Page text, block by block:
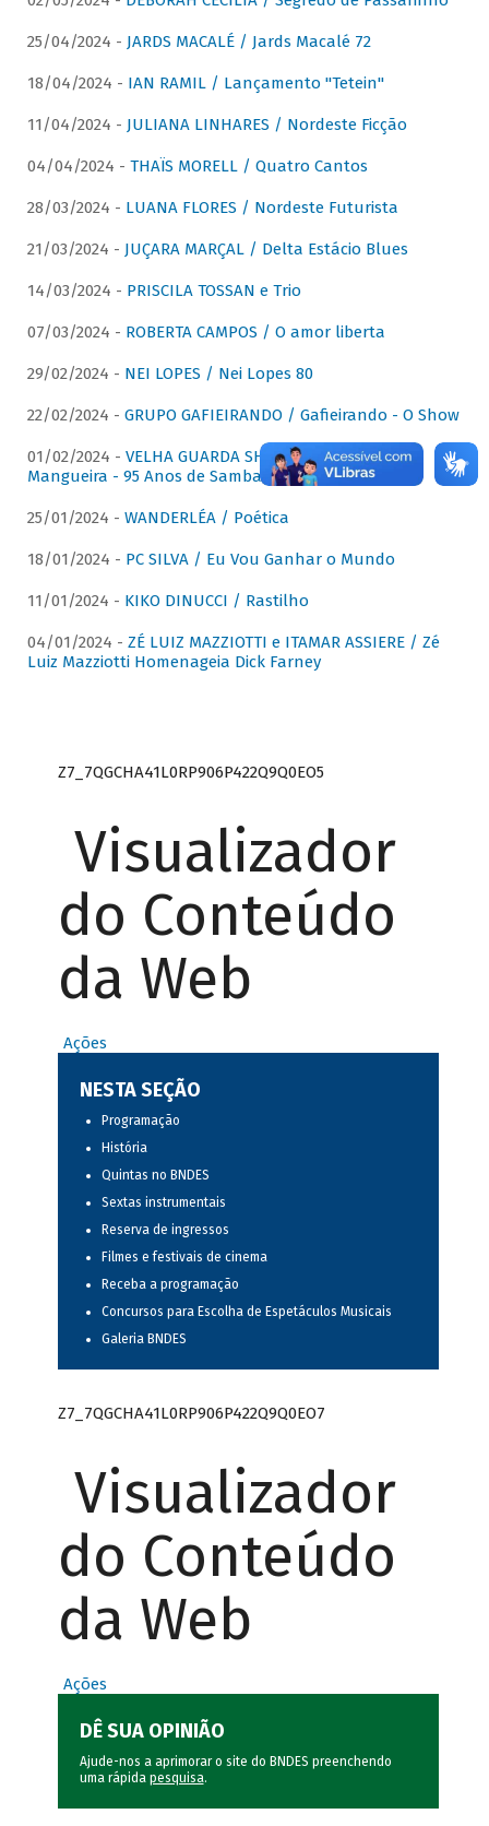
25/04/2024 - JARDS MACALÉ / Jards Macalé 72
18/04/2024 - IAN RAMIL / Lançamento "Tetein"
11/04/2024 - JULIANA LINHARES / Nordeste Ficção
04/04/2024 - THAÏS MORELL / Quatro Cantos
28/03/2024 - LUANA FLORES / Nordeste Futurista
21/03/2024 - JUÇARA MARÇAL / Delta Estácio Blues
14/03/2024 - PRISCILA TOSSAN e Trio
07/03/2024 - ROBERTA CAMPOS / O amor liberta
29/02/2024 - NEI LOPES / Nei Lopes 80
22/02/2024 - GRUPO GAFIEIRANDO / Gafieirando - O Show
01/02/2024 - VELHA GUARDA SHOW DA MANGUEIRA /
Mangueira - 95 Anos de Samba
25/01/2024 - WANDERLÉA / Poética
18/01/2024 - PC SILVA / Eu Vou Ganhar o Mundo
11/01/2024 - KIKO DINUCCI / Rastilho
04/01/2024 - ZÉ LUIZ MAZZIOTTI e ITAMAR ASSIERE / Zé
Luiz Mazziotti Homenageia Dick Farney
Z7_7QGCHA41L0RP906P422Q9Q0EO5
Visualizador
do Conteúdo
da Web
Ações
NESTA SEÇÃO
Programação
História
Quintas no BNDES
Sextas instrumentais
Reserva de ingressos
Filmes e festivais de cinema
Receba a programação
Concursos para Escolha de Espetáculos Musicais
Galeria BNDES
Z7_7QGCHA41L0RP906P422Q9Q0EO7
Visualizador
do Conteúdo
da Web
Ações
DÊ SUA OPINIÃO
Ajude-nos a aprimorar o site do BNDES preenchendo
uma rápida pesquisa.